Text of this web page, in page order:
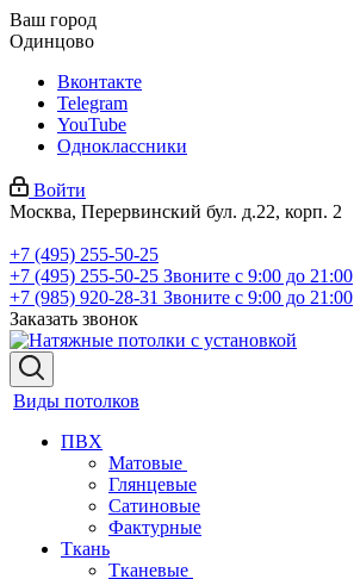
Ваш город
Одинцово
Вконтакте
Telegram
YouTube
Одноклассники
Войти
Москва, Перервинский бул. д.22, корп. 2
+7 (495) 255-50-25
+7 (495) 255-50-25 Звоните с 9:00 до 21:00
+7 (985) 920-28-31 Звоните с 9:00 до 21:00
Заказать звонок
Виды потолков
ПВХ
Матовые
Глянцевые
Сатиновые
Фактурные
Ткань
Тканевые